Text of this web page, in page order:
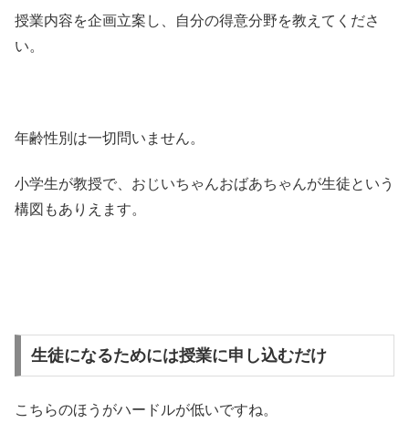
授業内容を企画立案し、自分の得意分野を教えてくださ
い。
年齢性別は一切問いません。
小学生が教授で、おじいちゃんおばあちゃんが生徒という
構図もありえます。
生徒になるためには授業に申し込むだけ
こちらのほうがハードルが低いですね。